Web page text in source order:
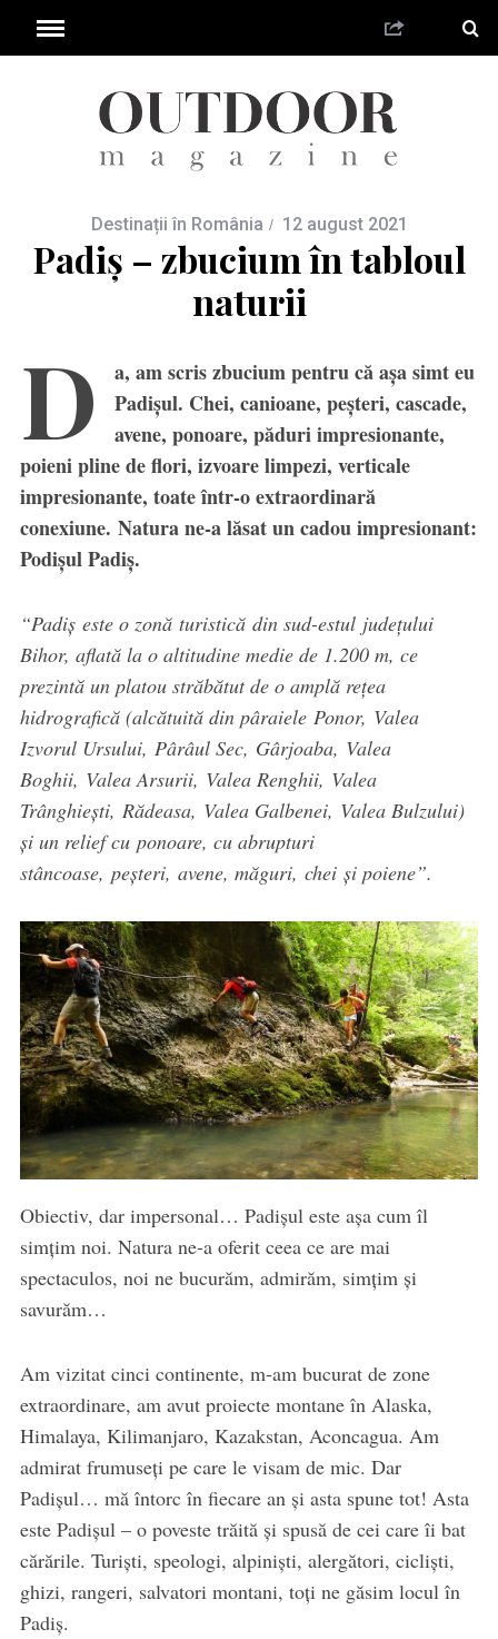
Destinații în România 12 august 2021
Padiș – zbucium în tabloul
naturii
D
a, am scris zbucium pentru că așa simt eu
Padișul. Chei, canioane, peșteri, cascade,
avene, ponoare, păduri impresionante,
poieni pline de flori, izvoare limpezi, verticale
impresionante, toate într-o extraordinară
conexiune. Natura ne-a lăsat un cadou impresionant:
Podișul Padiș.
“Padiș este o zonă turistică din sud-estul județului
Bihor, aflată la o altitudine medie de 1.200 m, ce
prezintă un platou străbătut de o amplă rețea
hidrografică (alcătuită din pâraiele Ponor, Valea
Izvorul Ursului, Pârâul Sec, Gârjoaba, Valea
Boghii, Valea Arsurii, Valea Renghii, Valea
Trânghiești, Rădeasa, Valea Galbenei, Valea Bulzului)
și un relief cu ponoare, cu abrupturi
stâncoase, peșteri, avene, măguri, chei și poiene”.
Obiectiv, dar impersonal… Padișul este așa cum îl
simțim noi. Natura ne-a oferit ceea ce are mai
spectaculos, noi ne bucurăm, admirăm, simțim și
savurăm…
Am vizitat cinci continente, m-am bucurat de zone
extraordinare, am avut proiecte montane în Alaska,
Himalaya, Kilimanjaro, Kazakstan, Aconcagua. Am
admirat frumuseți pe care le visam de mic. Dar
Padișul… mă întorc în fiecare an și asta spune tot! Asta
este Padișul – o poveste trăită și spusă de cei care îi bat
cărările. Turiști, speologi, alpiniști, alergători, cicliști,
ghizi, rangeri, salvatori montani, toți ne găsim locul în
Padiș.